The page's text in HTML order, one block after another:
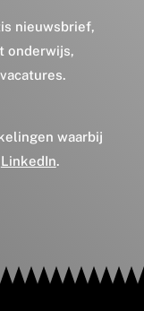
nieuwsbrief,
onderwijs,
waarbij
LinkedIn.